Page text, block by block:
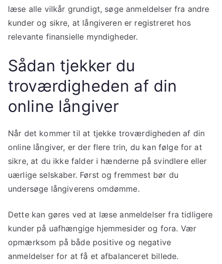
læse alle vilkår grundigt, søge anmeldelser fra andre
kunder og sikre, at långiveren er registreret hos
relevante finansielle myndigheder.
Sådan tjekker du
troværdigheden af din
online långiver
Når det kommer til at tjekke troværdigheden af din
online långiver, er der flere trin, du kan følge for at
sikre, at du ikke falder i hænderne på svindlere eller
uærlige selskaber. Først og fremmest bør du
undersøge långiverens omdømme.
Dette kan gøres ved at læse anmeldelser fra tidligere
kunder på uafhængige hjemmesider og fora. Vær
opmærksom på både positive og negative
anmeldelser for at få et afbalanceret billede.